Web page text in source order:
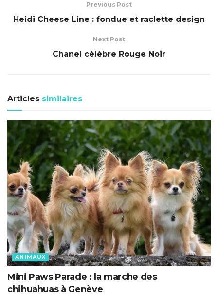
Previous Post
Heidi Cheese Line : fondue et raclette design
Next Post
Chanel célèbre Rouge Noir
Articles similaires
ANIMAUX
Mini Paws Parade : la marche des
chihuahuas à Genève